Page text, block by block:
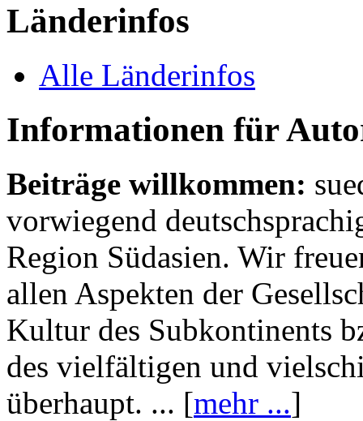
Länderinfos
Alle Länderinfos
Informationen für
Beiträge willkommen:
vorwiegend
Region Südasien. Wir
allen Aspekten der
Kultur des Subkontinents
des vielfältigen und
überhaupt. ... [mehr ...]